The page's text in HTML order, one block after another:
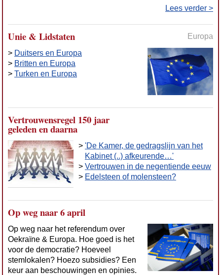
Lees verder >
Unie & Lidstaten
Europa
> Duitsers en Europa
> Britten en Europa
> Turken en Europa
Vertrouwensregel 150 jaar
geleden en daarna
> 'De Kamer, de gedragslijn van het
Kabinet (..) afkeurende…'
> Vertrouwen in de negentiende eeuw
> Edelsteen of molensteen?
Op weg naar 6 april
Op weg naar het referendum over
Oekraïne & Europa. Hoe goed is het
voor de democratie? Hoeveel
stemlokalen? Hoezo subsidies? Een
keur aan beschouwingen en opinies.